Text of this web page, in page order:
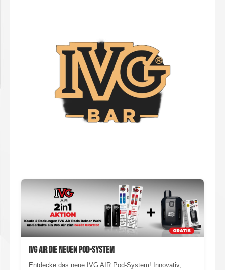
IVG AIR DIE NEUEN POD-SYSTEM
Entdecke das neue IVG AIR Pod-System! Innovativ,